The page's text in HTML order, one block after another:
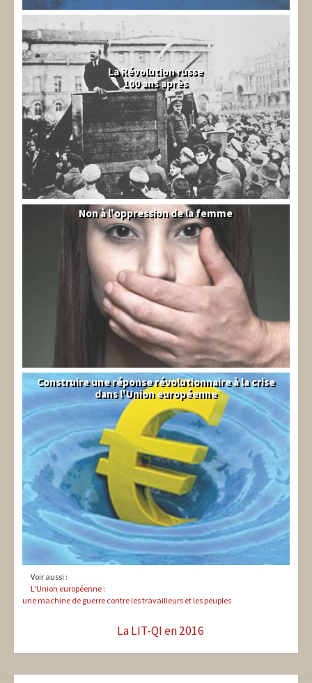
La Révolution russe
100 ans après
Syrie
Non à l'oppression de la femme
Syndical
Construire une réponse révolutionnaire à la crise
dans l'Union européenne
Voir aussi :
L'Union européenne :
une machine de guerre contre les travailleurs et les peuples
La LIT-QI en 2016